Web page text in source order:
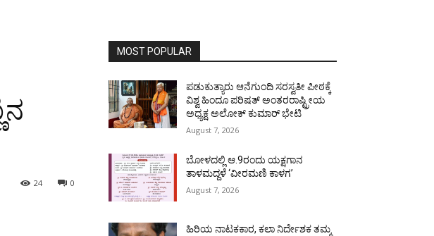
0
24
MOST POPULAR
ಪಡುಕುತ್ಯಾರು ಆನೆಗುಂದಿ ಸರಸ್ವತೀ ಪೀಠಕ್ಕೆ
ವಿಶ್ವ ಹಿಂದೂ ಪರಿಷತ್ ಅಂತರರಾಷ್ಟ್ರೀಯ
ಅಧ್ಯಕ್ಷ ಅಲೋಕ್ ಕುಮಾರ್ ಭೇಟಿ
August 7, 2026
ಬೋಳದಲ್ಲಿ ಆ.9ರಂದು ಯಕ್ಷಗಾನ
ತಾಳಮದ್ದಳೆ ‘ವೀರಮಣಿ ಕಾಳಗ’
August 7, 2026
ಹಿರಿಯ ನಾಟಕಕಾರ, ಕಲಾ ನಿರ್ದೇಶಕ ತಮ್ಮ